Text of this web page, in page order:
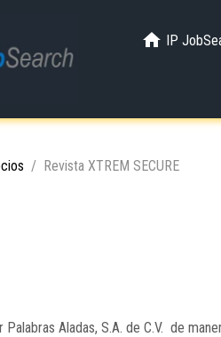
IP
Revista XTREM SECURE
Palabras Aladas, S.A. de C.V. de